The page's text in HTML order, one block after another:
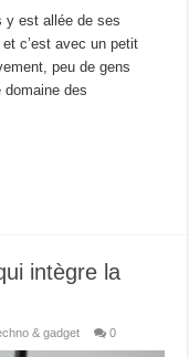
y est allée de ses
c’est avec un petit
peu de gens
domaine des
intègre la
& gadget 0